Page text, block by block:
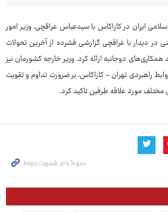
ایران در کاراکاس با سیدعباس عراقچی، وزیر امور
در دیدار با عراقچی گزارشی فشرده از آخرین تحولات
همکاری‌های دوجانبه ارائه کرد. وزیر خارجه کشورمان نیز
راهبردی تهران - کاراکاس، بر ضرورت تداوم و تقویت
مورد علاقه طرفین تاکید کرد.